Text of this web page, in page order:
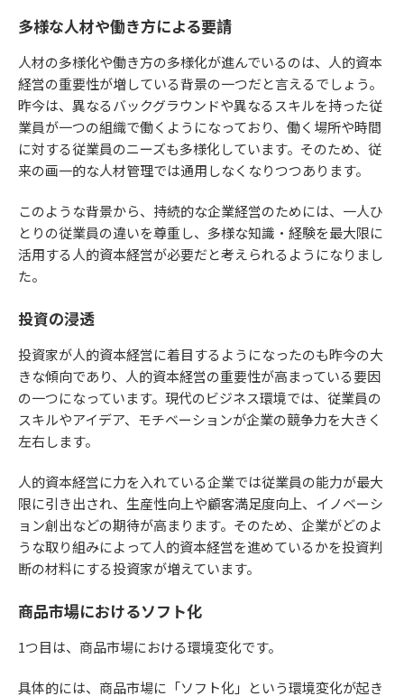
多様な人材や働き方による要請
人材の多様化や働き方の多様化が進んでいるのは、人的資本
経営の重要性が増している背景の一つだと言えるでしょう。
昨今は、異なるバックグラウンドや異なるスキルを持った従
業員が一つの組織で働くようになっており、働く場所や時間
に対する従業員のニーズも多様化しています。そのため、従
来の画一的な人材管理では通用しなくなりつつあります。
このような背景から、持続的な企業経営のためには、一人ひ
とりの従業員の違いを尊重し、多様な知識・経験を最大限に
活用する人的資本経営が必要だと考えられるようになりまし
た。
投資の浸透
投資家が人的資本経営に着目するようになったのも昨今の大
きな傾向であり、人的資本経営の重要性が高まっている要因
の一つになっています。現代のビジネス環境では、従業員の
スキルやアイデア、モチベーションが企業の競争力を大きく
左右します。
人的資本経営に力を入れている企業では従業員の能力が最大
限に引き出され、生産性向上や顧客満足度向上、イノベーシ
ョン創出などの期待が高まります。そのため、企業がどのよ
うな取り組みによって人的資本経営を進めているかを投資判
断の材料にする投資家が増えています。
商品市場におけるソフト化
1つ目は、商品市場における環境変化です。
具体的には、商品市場に「ソフト化」という環境変化が起き